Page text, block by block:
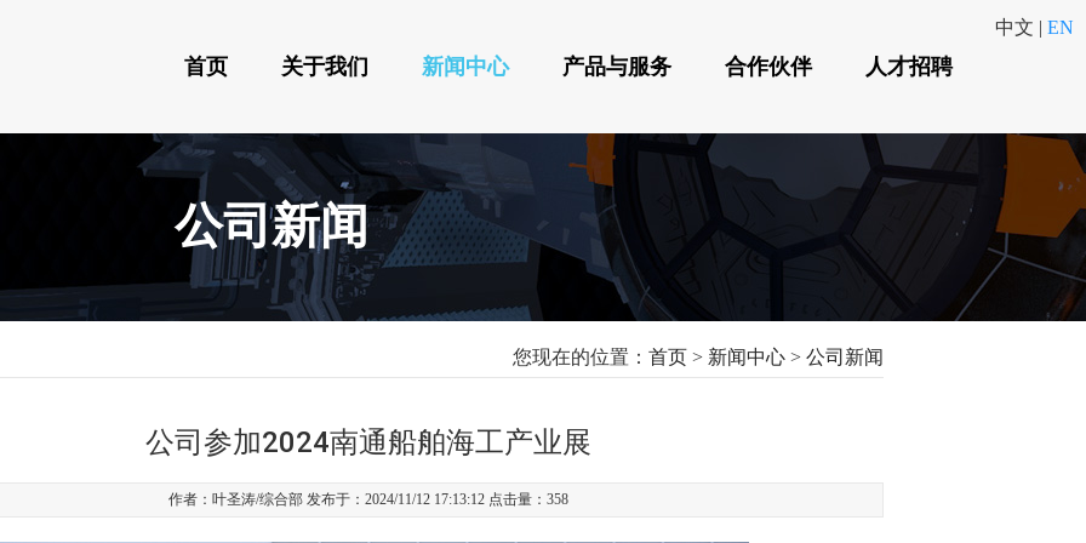
首页 关于我们 新闻中心 产品与服务 合作伙伴 人才招聘
中文 | EN
公司新闻
您现在的位置： 首页 > 新闻中心 > 公司新闻
公司参加2024南通船舶海工产业展
作者：叶圣涛/综合部 发布于：2024/11/12 17:13:12 点击量： 358